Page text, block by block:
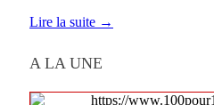
Lire la suite →
A LA UNE